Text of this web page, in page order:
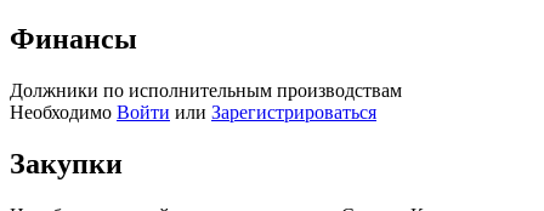
Финансы
Должники по исполнительным производствам
Необходимо Войти или Зарегистрироваться
Закупки